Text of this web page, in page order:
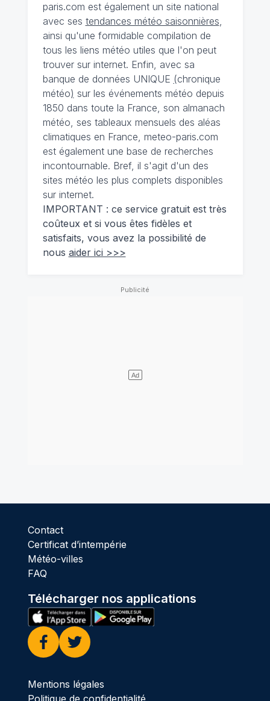
paris.com est également un site national
avec ses tendances météo saisonnières,
ainsi qu'une formidable compilation de
tous les liens météo utiles que l'on peut
trouver sur internet. Enfin, avec sa
banque de données UNIQUE (chronique
météo) sur les événements météo depuis
1850 dans toute la France, son almanach
météo, ses tableaux mensuels des aléas
climatiques en France, meteo-paris.com
est également une base de recherches
incontournable. Bref, il s'agit d'un des
sites météo les plus complets disponibles
sur internet.
IMPORTANT : ce service gratuit est très
coûteux et si vous êtes fidèles et
satisfaits, vous avez la possibilité de
nous aider ici >>>
Contact
Certificat d’intempérie
Météo-villes
FAQ
Télécharger nos applications
Facebook
Twitter
Mentions légales
Politique de confidentialité